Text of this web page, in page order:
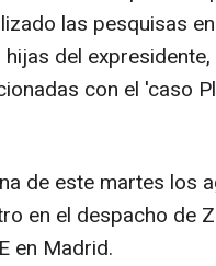
las pesquisas
del
con el 'caso
de este martes los
en el despacho de
en Madrid.